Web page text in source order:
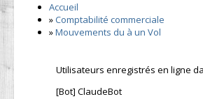
Accueil
»Comptabilité commerciale
»Mouvements du à un Vol
Utilisateurs enregistrés en ligne
[Bot] ClaudeBot